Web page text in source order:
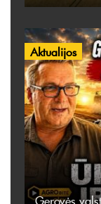
Aktualijos
Gerovės